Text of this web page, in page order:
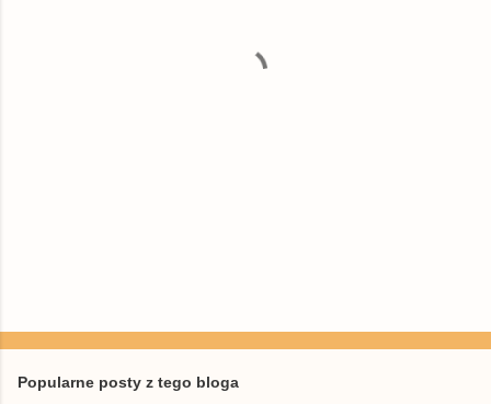
e
Popularne posty z tego bloga